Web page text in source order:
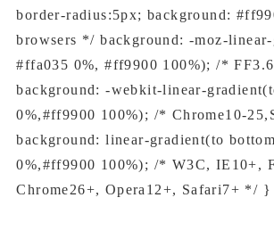
border-radius:5px; background:
browsers */ background: -moz-
#ffa035 0%, #ff9900 100%); /*
background: -webkit-linear-
0%,#ff9900 100%); /* Chrome10-
background: linear-gradient(to
0%,#ff9900 100%); /* W3C, IE10+,
Chrome26+, Opera12+, Safari7+ */ }